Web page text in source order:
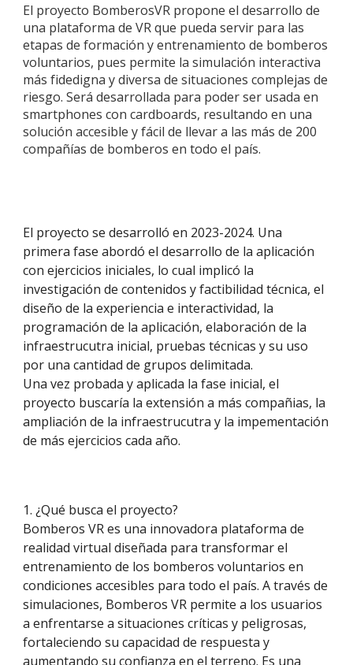
El proyecto BomberosVR propone el desarrollo de
una plataforma de VR que pueda servir para las
etapas de formación y entrenamiento de bomberos
voluntarios, pues permite la simulación interactiva
más fidedigna y diversa de situaciones complejas de
riesgo. Será desarrollada para poder ser usada en
smartphones con cardboards, resultando en una
solución accesible y fácil de llevar a las más de 200
compañías de bomberos en todo el país.
El proyecto se desarrolló en 2023-2024. Una
primera fase abordó el desarrollo de la aplicación
con ejercicios iniciales, lo cual implicó la
investigación de contenidos y factibilidad técnica, el
diseño de la experiencia e interactividad, la
programación de la aplicación, elaboración de la
infraestrucutra inicial, pruebas técnicas y su uso
por una cantidad de grupos delimitada.
Una vez probada y aplicada la fase inicial, el
proyecto buscaría la extensión a más compañias, la
ampliación de la infraestrucutra y la impementación
de más ejercicios cada año.
1. ¿Qué busca el proyecto?
Bomberos VR es una innovadora plataforma de
realidad virtual diseñada para transformar el
entrenamiento de los bomberos voluntariosen
condiciones accesibles para todo el país. A través de
simulaciones, Bomberos VR permite a los usuarios
aenfrentarse a situaciones críticas y peligrosas,
fortaleciendo su capacidad de respuesta y
aumentando su confianza en el terreno. Es una